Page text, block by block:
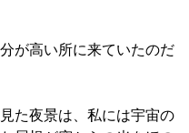
が高い所に来ていたのだ
た夜景は、私には宇宙の